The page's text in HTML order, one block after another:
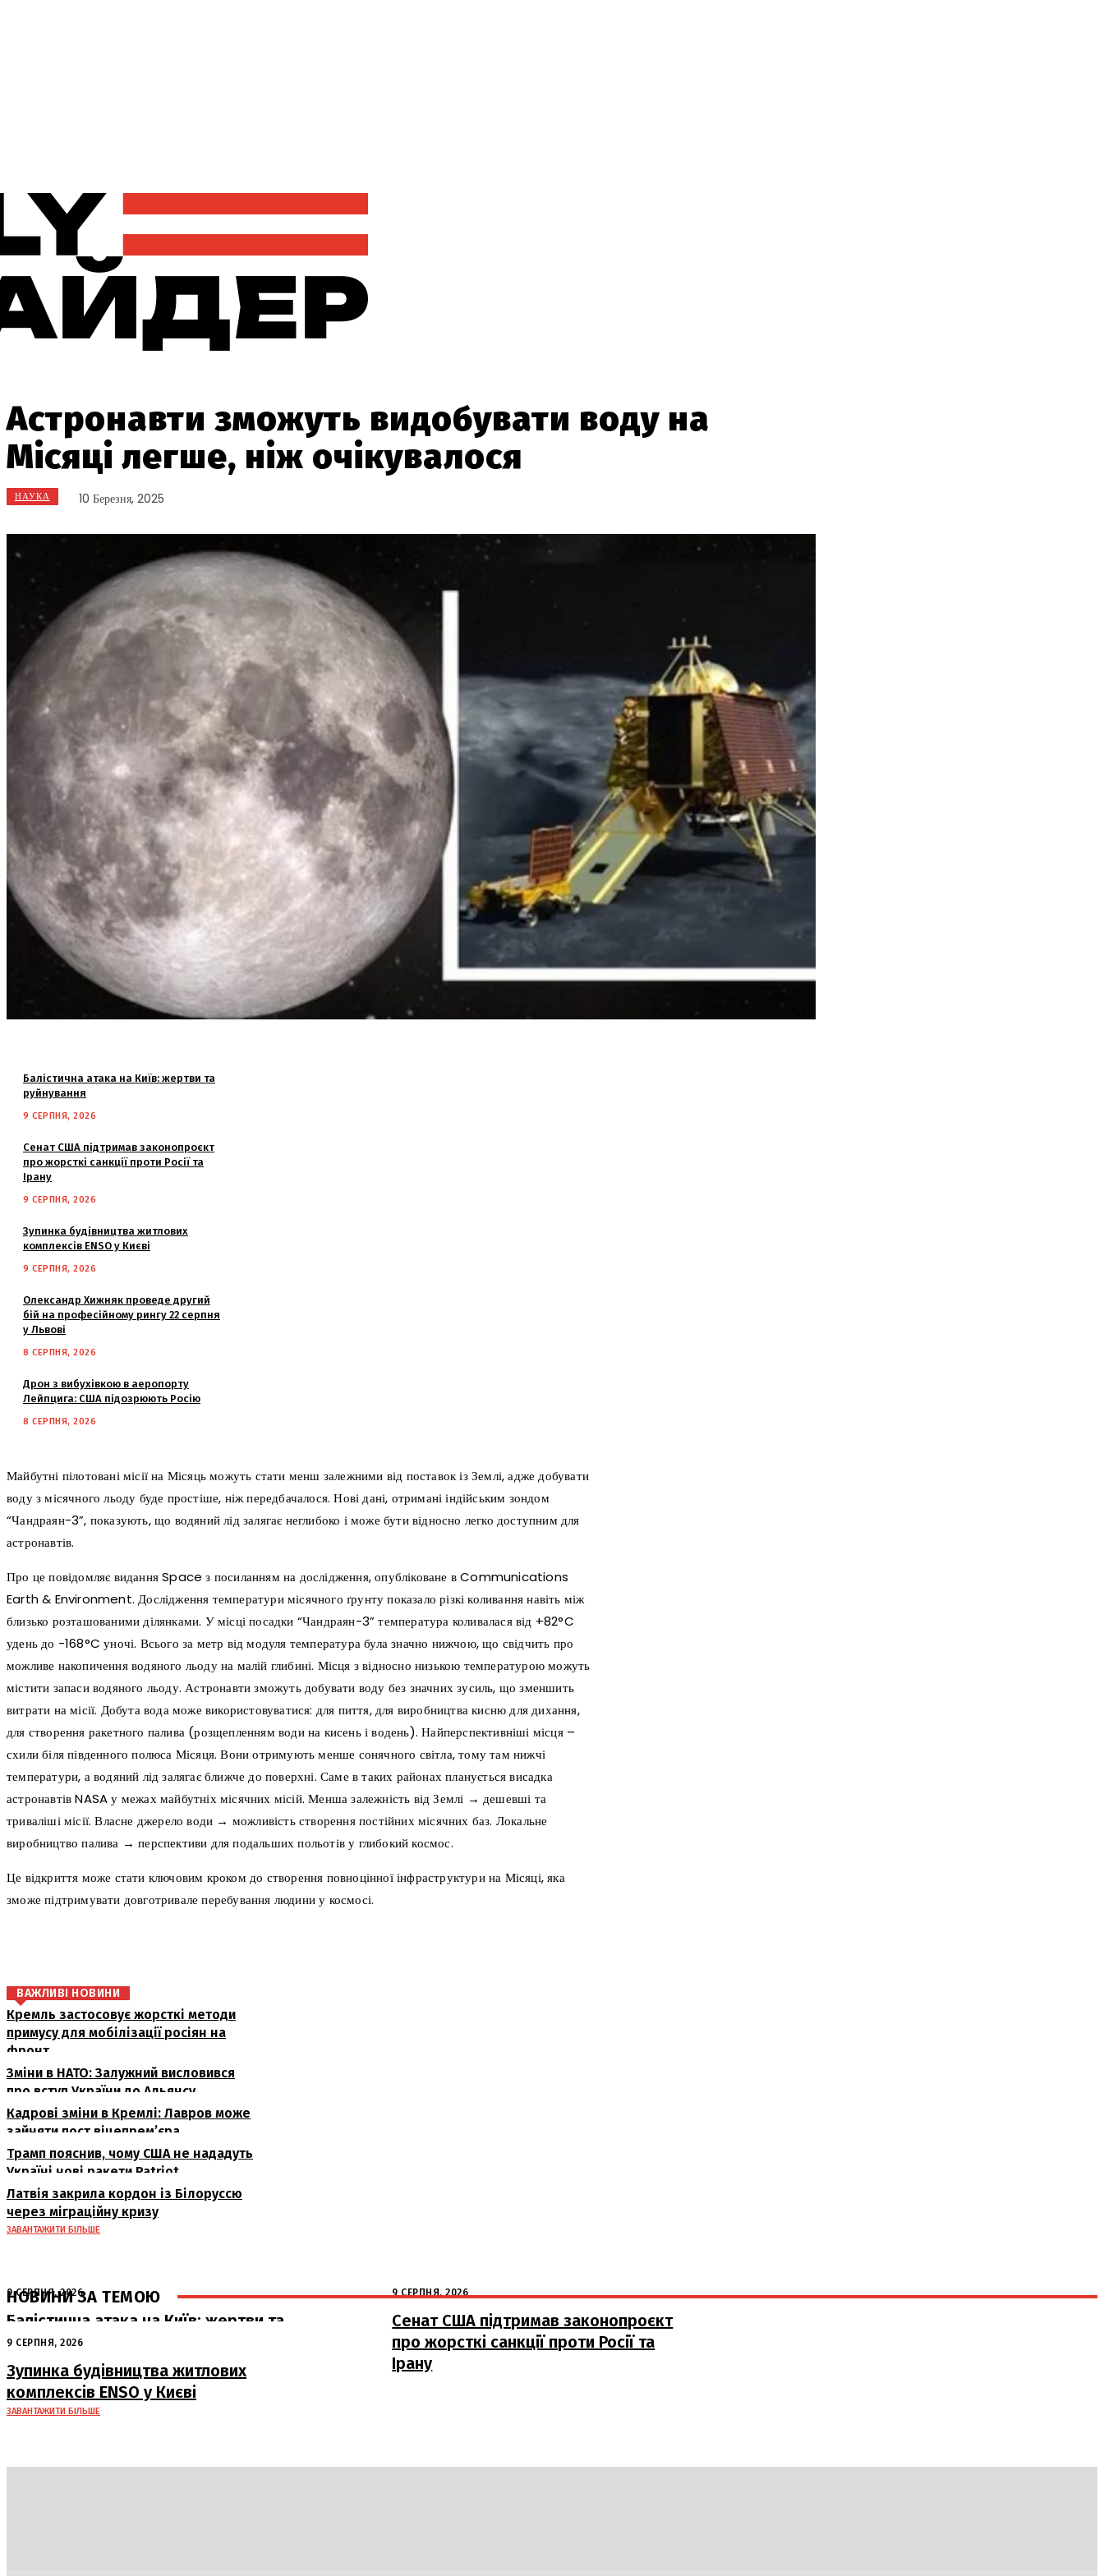
Астронавти зможуть видобувати воду на
Місяці легше, ніж очікувалося
НАУКА 10 Березня, 2025
Балістична атака на Київ: жертви та
руйнування
9 СЕРПНЯ, 2026
Сенат США підтримав законопроєкт
про жорсткі санкції проти Росії та
Ірану
9 СЕРПНЯ, 2026
Зупинка будівництва житлових
комплексів ENSO у Києві
9 СЕРПНЯ, 2026
Олександр Хижняк проведе другий
бій на професійному рингу 22 серпня
у Львові
8 СЕРПНЯ, 2026
Дрон з вибухівкою в аеропорту
Лейпцига: США підозрюють Росію
8 СЕРПНЯ, 2026
Майбутні пілотовані місії на Місяць можуть стати менш залежними від поставок із Землі, адже добувати
воду з місячного льоду буде простіше, ніж передбачалося. Нові дані, отримані індійським зондом
“Чандраян-3”, показують, що водяний лід залягає неглибоко і може бути відносно легко доступним для
астронавтів.
Про це повідомляє видання Space з посиланням на дослідження, опубліковане в Communications
Earth & Environment. Дослідження температури місячного ґрунту показало різкі коливання навіть між
близько розташованими ділянками. У місці посадки “Чандраян-3” температура коливалася від +82°C
удень до -168°C уночі. Всього за метр від модуля температура була значно нижчою, що свідчить про
можливе накопичення водяного льоду на малій глибині. Місця з відносно низькою температурою можуть
містити запаси водяного льоду. Астронавти зможуть добувати воду без значних зусиль, що зменшить
витрати на місії. Добута вода може використовуватися: для пиття, для виробництва кисню для дихання,
для створення ракетного палива (розщепленням води на кисень і водень). Найперспективніші місця –
схили біля південного полюса Місяця. Вони отримують менше сонячного світла, тому там нижчі
температури, а водяний лід залягає ближче до поверхні. Саме в таких районах планується висадка
астронавтів NASA у межах майбутніх місячних місій. Менша залежність від Землі → дешевші та
триваліші місії. Власне джерело води → можливість створення постійних місячних баз. Локальне
виробництво палива → перспективи для подальших польотів у глибокий космос.
Це відкриття може стати ключовим кроком до створення повноцінної інфраструктури на Місяці, яка
зможе підтримувати довготривале перебування людини у космосі.
ВАЖЛИВІ НОВИНИ
Кремль застосовує жорсткі методи
примусу для мобілізації росіян на
фронт
Зміни в НАТО: Залужний висловився
про вступ України до Альянсу
Кадрові зміни в Кремлі: Лавров може
зайняти пост віцепрем’єра
Трамп пояснив, чому США не нададуть
Україні нові ракети Patriot
Латвія закрила кордон із Білоруссю
через міграційну кризу
ЗАВАНТАЖИТИ БІЛЬШЕ
НОВИНИ ЗА ТЕМОЮ
9 СЕРПНЯ, 2026
Балістична атака на Київ: жертви та
руйнування
9 СЕРПНЯ, 2026
Сенат США підтримав законопроєкт
про жорсткі санкції проти Росії та
Ірану
9 СЕРПНЯ, 2026
Зупинка будівництва житлових
комплексів ENSO у Києві
ЗАВАНТАЖИТИ БІЛЬШЕ